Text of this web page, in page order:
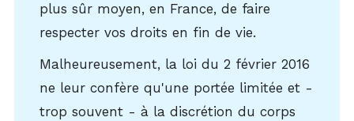
plus sûr moyen, en France, de faire
respecter vos droits en fin de vie.
Malheureusement, la loi du 2 février 2016
ne leur confère qu'une portée limitée et -
trop souvent - à la discrétion du corps